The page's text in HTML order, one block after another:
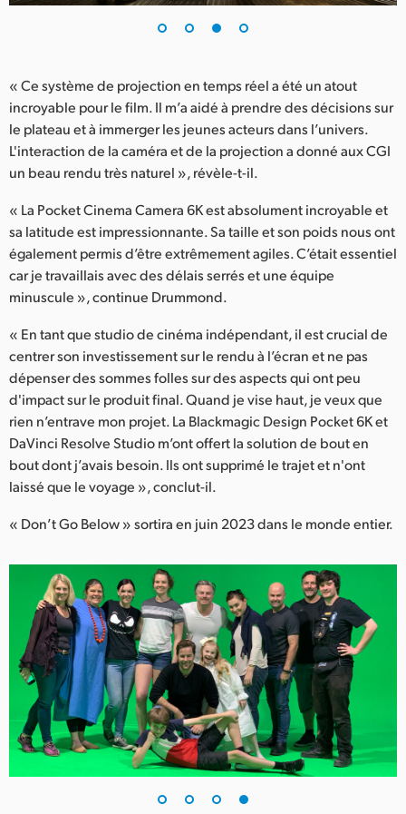
« Ce système de projection en temps réel a été un atout
incroyable pour le film. Il m’a aidé à prendre des décisions sur
le plateau et à immerger les jeunes acteurs dans l’univers.
L'interaction de la caméra et de la projection a donné aux CGI
un beau rendu très naturel », révèle-t-il.
« La Pocket Cinema Camera 6K est absolument incroyable et
sa latitude est impressionnante. Sa taille et son poids nous ont
également permis d’être extrêmement agiles. C’était essentiel
car je travaillais avec des délais serrés et une équipe
minuscule », continue Drummond.
« En tant que studio de cinéma indépendant, il est crucial de
centrer son investissement sur le rendu à l’écran et ne pas
dépenser des sommes folles sur des aspects qui ont peu
d'impact sur le produit final. Quand je vise haut, je veux que
rien n’entrave mon projet. La Blackmagic Design Pocket 6K et
DaVinci Resolve Studio m’ont offert la solution de bout en
bout dont j’avais besoin. Ils ont supprimé le trajet et n'ont
laissé que le voyage », conclut-il.
« Don’t Go Below » sortira en juin 2023 dans le monde entier.